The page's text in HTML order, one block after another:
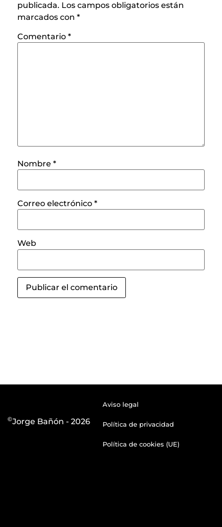
publicada. Los campos obligatorios están
marcados con *
Comentario *
Nombre *
Correo electrónico *
Web
©Jorge Bañón - 2026
Aviso legal
Política de privacidad
Política de cookies (UE)